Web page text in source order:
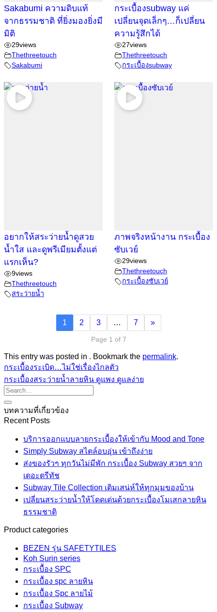
Sakabumi ความดิบแท้
จากธรรมชาติ ที่ยิ่งมองยิ่งมี
มิติ
29views
Thethreetouch
Sakabumi
กระเบื้องsubway แค่
เปลี่ยนจุดเล็กๆ…ก็เปลี่ยน
ความรู้สึกได้
27views
Thethreetouch
กระเบื้องsubway
อยากให้สระว่ายน้ำดูสวย
น้ำใส และดูพรีเมียมตั้งแต่
แรกเห็น?
9views
Thethreetouch
สระว่ายน้ำ
ภาพจริงหน้างาน กระเบื้อง
ซับเวย์
29views
Thethreetouch
กระเบื้องซับเวย์
1 2 3 … 7 »
Page 1 of 7
This entry was posted in . Bookmark the permalink.
กระเบื้องระเบิด…ไม่ใช่เรื่องไกลตัว
กระเบื้องสระว่ายน้ำลายหิน ดูแพง ดูแลง่าย
บทความที่เกี่ยวข้อง
Recent Posts
บริการออกแบบลายกระเบื้องให้เข้ากับ Mood and Tone
Simply Subway สไตล์อบอุ่น เข้าถึงง่าย
ส่งของรัวๆ ทุกวันไม่มีพัก กระเบื้อง Subway สวยๆ จาก
เดอะตรีทัช
Subway Tile Collection เติมเสน่ห์ให้ทุกมุมของบ้าน
เปลี่ยนสระว่ายน้ำให้โดดเด่นด้วยกระเบื้องโมเสกลายหิน
ธรรมชาติ
Product categories
BEZEN รุ่น SAFETYTILES
Koh Surin series
กระเบื้อง SPC
กระเบื้อง spc ลายหิน
กระเบื้อง Spc ลายไม้
กระเบื้อง Subway